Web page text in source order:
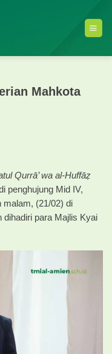
Mahkota
Qurrā’ wa al-Huffāẓ
penghujung Mid IV,
malam, (21/02) di
para Majlis Kyai